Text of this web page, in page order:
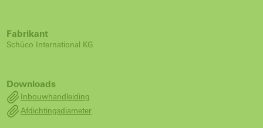
Fabrikant
Schüco International KG
Downloads
Inbouwhandleiding
Afdichtingsdiameter